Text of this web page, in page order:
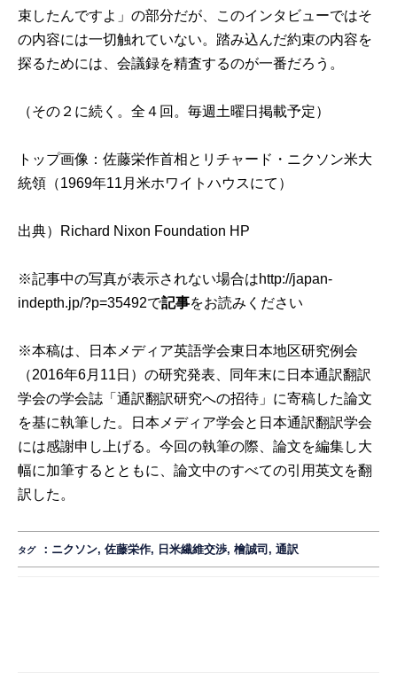
束したんですよ」の部分だが、このインタビューではそ
の内容には一切触れていない。踏み込んだ約束の内容を
探るためには、会議録を精査するのが一番だろう。
（その２ に続く。全４回。毎週土曜日掲載予定）
トップ画像：佐藤栄作首相とリチャード・ニクソン米大
統領（1969年11月米ホワイトハウスにて）
出典）Richard Nixon Foundation HP
※記事中の写真が表示されない場合はhttp://japan-
indepth.jp/?p=35492で記事をお読みください
※本稿は、日本メディア英語学会東日本地区研究例会
（2016年6月11日）の研究発表、同年末に日本通訳翻訳
学会の学会誌「通訳翻訳研究への招待」に寄稿した論文
を基に執筆した。日本メディア学会と日本通訳翻訳学会
には感謝申し上げる。今回の執筆の際、論文を編集し大
幅に加筆するとともに、論文中のすべての引用英文を翻
訳した。
タグ ： ニクソン,佐藤栄作, 日米繊維交渉,檜誠司,通訳